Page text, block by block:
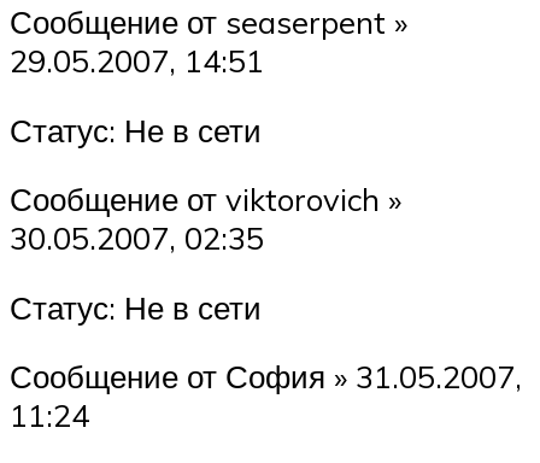
Сообщение от seaserpent »
29.05.2007, 14:51
Статус: Не в сети
Сообщение от viktorovich »
30.05.2007, 02:35
Статус: Не в сети
Сообщение от София » 31.05.2007,
11:24